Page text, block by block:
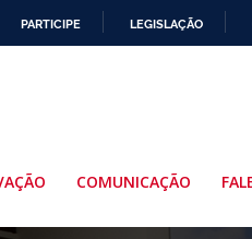
PARTICIPE LEGISLAÇÃO
COMUNICAÇÃO